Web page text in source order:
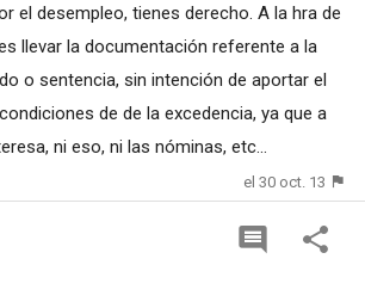
el desempleo, tienes derecho. A la hra de
llevar la documentación referente a la
o sentencia, sin intención de aportar el
de de la excedencia, ya que a
ni eso, ni las nóminas, etc...
el 30 oct. 13